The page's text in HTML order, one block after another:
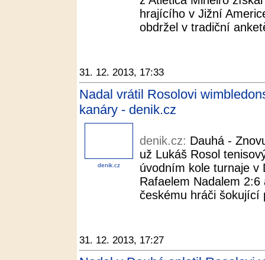
hrajícího v Jižní
obdržel v tradiční
31. 12. 2013, 17:33
Nadal vrátil Rosolovi
kanáry - denik.cz
denik.cz
denik.cz: Dauhá -
už Lukáš Rosol
úvodním kole turnaje v
Rafaelem Nadalem
českému hráči šokující
31. 12. 2013, 17:27